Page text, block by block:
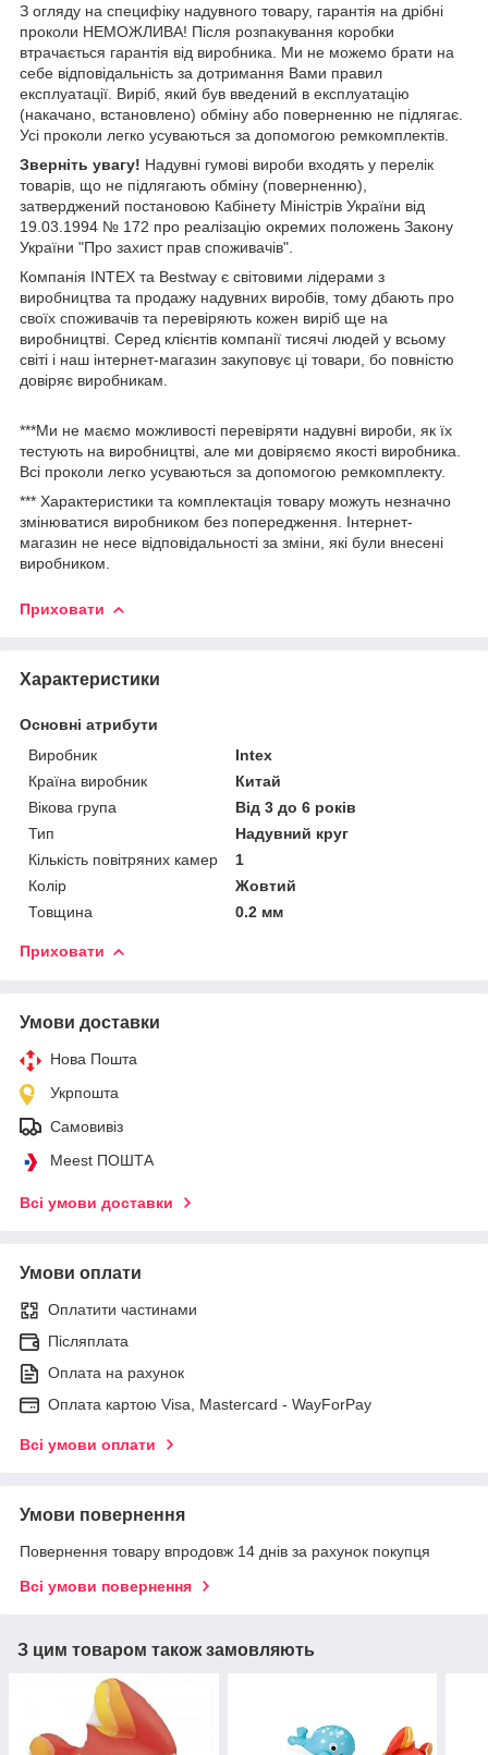
З огляду на специфіку надувного товару, гарантія на дрібні
проколи НЕМОЖЛИВА! Після розпакування коробки
втрачається гарантія від виробника. Ми не можемо брати на
себе відповідальність за дотримання Вами правил
експлуатації. Виріб, який був введений в експлуатацію
(накачано, встановлено) обміну або поверненню не підлягає.
Усі проколи легко усуваються за допомогою ремкомплектів.
Зверніть увагу! Надувні гумові вироби входять у перелік
товарів, що не підлягають обміну (поверненню),
затверджений постановою Кабінету Міністрів України від
19.03.1994 № 172 про реалізацію окремих положень Закону
України "Про захист прав споживачів".
Компанія INTEX та Bestway є світовими лідерами з
виробництва та продажу надувних виробів, тому дбають про
своїх споживачів та перевіряють кожен виріб ще на
виробництві. Серед клієнтів компанії тисячі людей у ​​всьому
світі і наш інтернет-магазин закуповує ці товари, бо повністю
довіряє виробникам.
***Ми не маємо можливості перевіряти надувні вироби, як їх
тестують на виробництві, але ми довіряємо якості виробника.
Всі проколи легко усуваються за допомогою ремкомплекту.
*** Характеристики та комплектація товару можуть незначно
змінюватися виробником без попередження. Інтернет-
магазин не несе відповідальності за зміни, які були внесені
виробником.
Приховати
Характеристики
Основні атрибути
Виробник
Intex
Країна виробник
Китай
Вікова група
Від 3 до 6 років
Тип
Надувний круг
Кількість повітряних камер
1
Колір
Жовтий
Товщина
0.2 мм
Приховати
Умови доставки
Нова Пошта
Укрпошта
Самовивіз
Meest ПОШТА
Всі умови доставки
Умови оплати
Оплатити частинами
Післяплата
Оплата на рахунок
Оплата картою Visa, Mastercard - WayForPay
Всі умови оплати
Умови повернення
Повернення товару впродовж 14 днів за рахунок покупця
Всі умови повернення
З цим товаром також замовляють